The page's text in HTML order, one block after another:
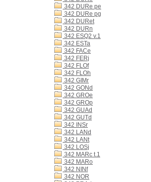
342 DURe pe
342 DURe pg
342 DURet
342 DURn
342 ESQ2 v.1
342 ESTa
342 FACe
342 FERj
342 FLOf
342 FLOh
342 GIMr
342 GONd
342 GROe
342 GROp
342 GUAd
342 GUTd
342 INSr
342 LANd
342 LANt
342 LOSj
342 MARc t.1
342 MARo
342 NINf
342 NOR